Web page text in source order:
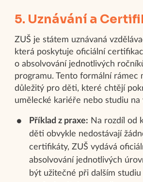
5. Uznávání a
ZUŠ je státem uznávaná
která poskytuje oficiální
o absolvování jednotlivých
programu. Tento formální rámec
důležitý pro děti, které chtějí
umělecké kariéře nebo studiu na
Příklad z praxe: Na rozdíl od
děti obvykle nedostávají
certifikáty, ZUŠ vydává
absolvování jednotlivých
být užitečné při dalším